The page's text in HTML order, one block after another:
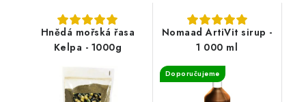
Hnědá mořská řasa
Kelpa - 1000g
Nomaad ArtiVit sirup -
1 000 ml
Doporučujeme